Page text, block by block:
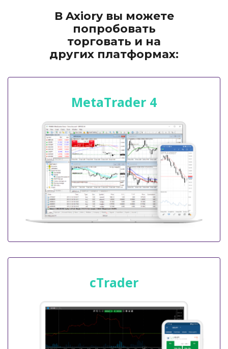
В Axiory вы можете
попробовать
торговать и на
других платформах:
MetaTrader 4
cTrader